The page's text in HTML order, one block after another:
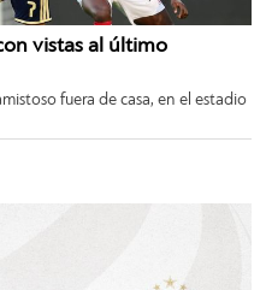
vistas al último
fuera de casa, en el estadio